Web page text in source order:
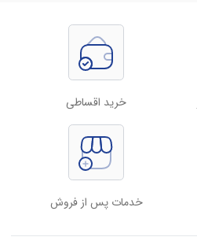
خرید اقساطی
خدمات پس از فروش